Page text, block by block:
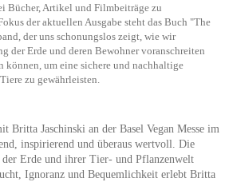
Bücher, Artikel und Filmbeiträge zu
der aktuellen Ausgabe steht das Buch "The
der uns schonungslos zeigt, wie wir
der Erde und deren Bewohner voranschreiten
können, um eine sichere und nachhaltige
zu gewährleisten.
Britta Jaschinski an der Basel Vegan Messe im
inspirierend und überaus wertvoll. Die
der Erde und ihrer Tier- und Pflanzenwelt
Ignoranz und Bequemlichkeit erlebt Britta